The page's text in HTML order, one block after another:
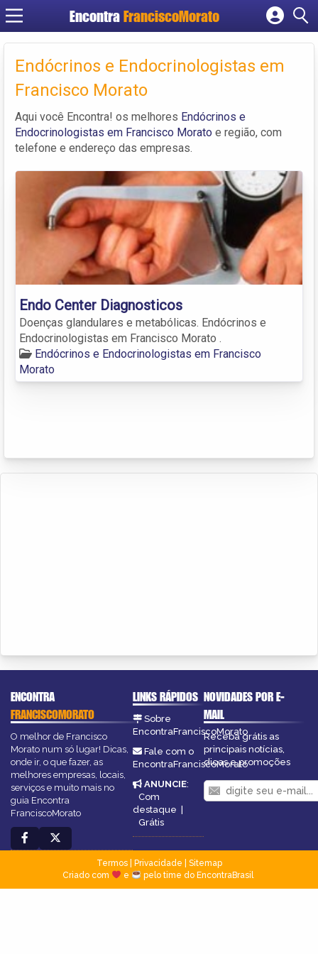
Encontra FranciscoMorato
Cadastrar empresa
Criar conta
Endócrinos e Endocrinologistas em
Francisco Morato
Aqui você Encontra! os melhores Endócrinos e
Endocrinologistas em Francisco Morato e região, com
telefone e endereço das empresas.
Endo Center Diagnosticos
Doenças glandulares e metabólicas. Endócrinos e
Endocrinologistas em Francisco Morato .
Endócrinos e Endocrinologistas em Francisco
Morato
ENCONTRA
FRANCISCOMORATO
O melhor de Francisco
Morato num só lugar! Dicas,
onde ir, o que fazer, as
melhores empresas, locais,
serviços e muito mais no
guia Encontra
FranciscoMorato
LINKS RÁPIDOS
Sobre
EncontraFranciscoMorato
Fale com o
EncontraFranciscoMorato
ANUNCIE:
Com
destaque |
Grátis
NOVIDADES POR E-
MAIL
Receba grátis as
principais notícias,
dicas e promoções
Termos| Privacidade
Sitemap
Criado com
e pelo time do EncontraBrasil